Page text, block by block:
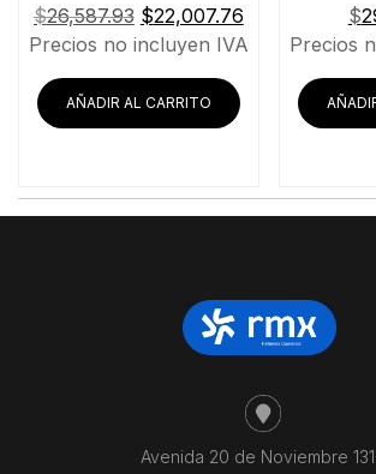
$26,587.93 El
precio
era:
$26,587.93.
$22,007.76El
precio
$22,007.76.
Precios no incluyen IVA
AÑADIR AL CARRITO
$
Precios
Avenida 20 de Noviembre